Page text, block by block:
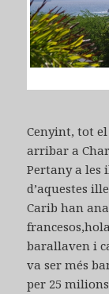
Cenyint, tot
arribar a
Pertany a les
d’aquestes
Carib han
barallaven i
va ser més
per 25